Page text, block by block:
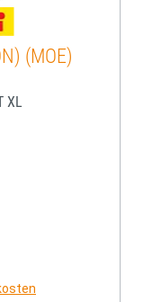
(MOE)
XL
Informationen zum